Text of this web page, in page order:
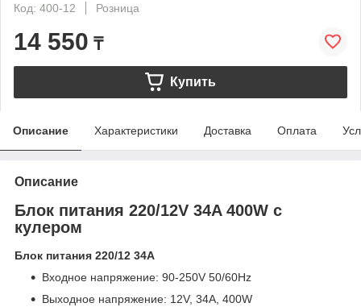
Код: 400-12
Розница
14 550 ₸
Купить
Описание Характеристики Доставка Оплата
Описание
Блок питания 220/12V 34A 400W с
кулером
Блок питания 220/12 34A
Входное напряжение: 90-250V 50/60Hz
Выходное напряжение: 12V, 34А, 400W